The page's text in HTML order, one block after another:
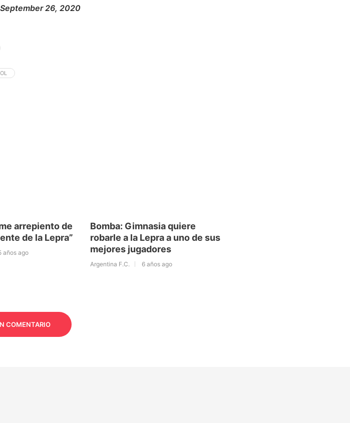
September 26, 2020
arrepiento de
de la Lepra”
años ago
Bomba: Gimnasia quiere
robarle a la Lepra a uno de sus
mejores jugadores
Argentina F.C. 6 años ago
COMENTARIO